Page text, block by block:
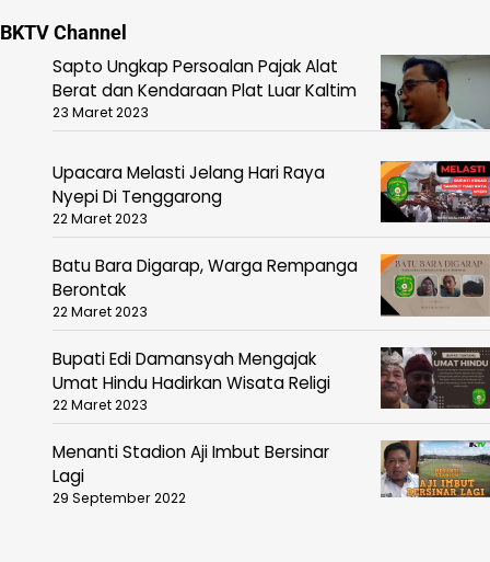
BKTV Channel
Sapto Ungkap Persoalan Pajak Alat
Berat dan Kendaraan Plat Luar Kaltim
23 Maret 2023
Upacara Melasti Jelang Hari Raya
Nyepi Di Tenggarong
22 Maret 2023
Batu Bara Digarap, Warga Rempanga
Berontak
22 Maret 2023
Bupati Edi Damansyah Mengajak
Umat Hindu Hadirkan Wisata Religi
22 Maret 2023
Menanti Stadion Aji Imbut Bersinar
Lagi
29 September 2022